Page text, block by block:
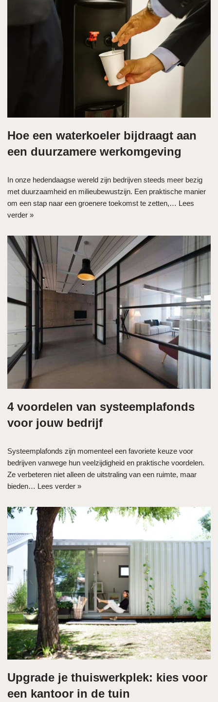
Hoe een waterkoeler bijdraagt aan
een duurzamere werkomgeving
In onze hedendaagse wereld zijn bedrijven steeds meer bezig
met duurzaamheid en milieubewustzijn. Een praktische manier
om een stap naar een groenere toekomst te zetten,… Lees
verder »
4 voordelen van systeemplafonds
voor jouw bedrijf
Systeemplafonds zijn momenteel een favoriete keuze voor
bedrijven vanwege hun veelzijdigheid en praktische voordelen.
Ze verbeteren niet alleen de uitstraling van een ruimte, maar
bieden… Lees verder »
Upgrade je thuiswerkplek: kies voor
een kantoor in de tuin